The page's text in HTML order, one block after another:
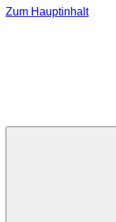
Zum Hauptinhalt